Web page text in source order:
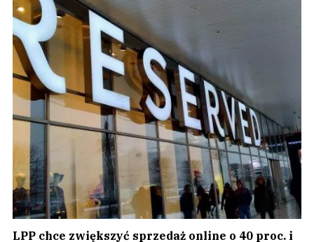
LPP chce zwiększyć sprzedaż online o 40 proc. i